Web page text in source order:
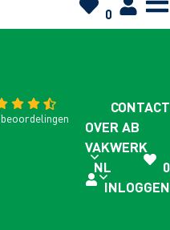
0
beoordelingen
CONTACT
OVER AB
VAKWERK
NL
0
INLOGGEN